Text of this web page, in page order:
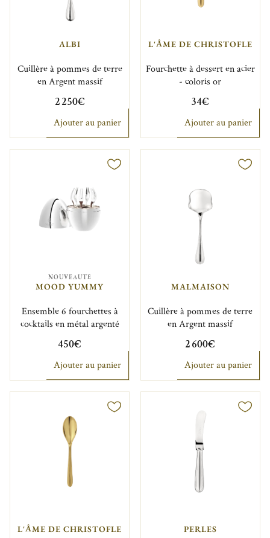
ALBI
Cuillère à pommes de terre
en Argent massif
2 250€
Ajouter au panier
L'ÂME DE CHRISTOFLE
Fourchette à dessert en acier
- coloris or
34€
Ajouter au panier
NOUVEAUTÉ
MOOD YUMMY
Ensemble 6 fourchettes à
cocktails en métal argenté
450€
Ajouter au panier
MALMAISON
Cuillère à pommes de terre
en Argent massif
2 600€
Ajouter au panier
L'ÂME DE CHRISTOFLE PERLES